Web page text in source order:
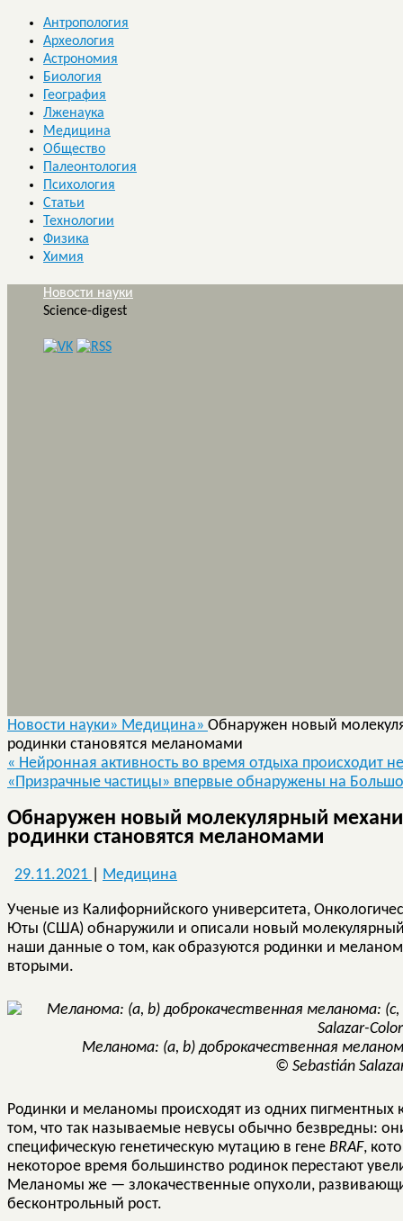
Антропология
Археология
Астрономия
Биология
География
Лженаука
Медицина
Общество
Палеонтология
Психология
Статьи
Технологии
Физика
Химия
Новости науки
Science-digest
Новости науки» Медицина» Обнаружен новый
родинки становятся меланомами
« Нейронная активность во время отдыха происходит
«Призрачные частицы» впервые обнаружены на
Обнаружен новый молекулярный
родинки становятся меланомами
29.11.2021 Медицина
Ученые из Калифорнийского университета,
Юты (США) обнаружили и описали новый
наши данные о том, как образуются родинки и
вторыми.
Меланома: (а, b) доброкачественная
© Sebastián
Родинки и меланомы происходят из одних
том, что так называемые невусы обычно безвредны:
специфическую генетическую мутацию в гене BRAF,
некоторое время большинство родинок перестают
Меланомы же — злокачественные опухоли,
бесконтрольный рост.